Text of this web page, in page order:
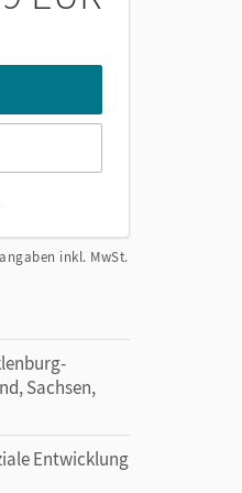
inkl. MwSt.
Sachsen,
Entwicklung